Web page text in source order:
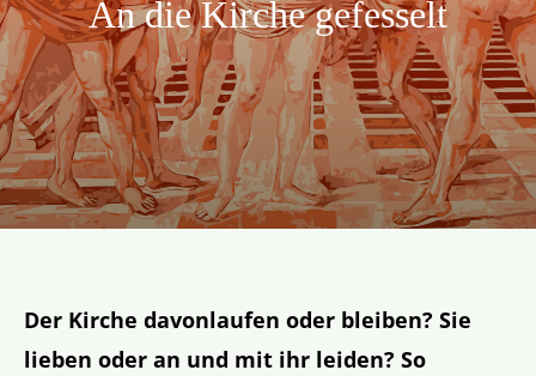
Aktion
Veröffentlichungen
An die Kirche gefesselt
Der Kirche davonlaufen oder bleiben? Sie
lieben oder an und mit ihr leiden? So